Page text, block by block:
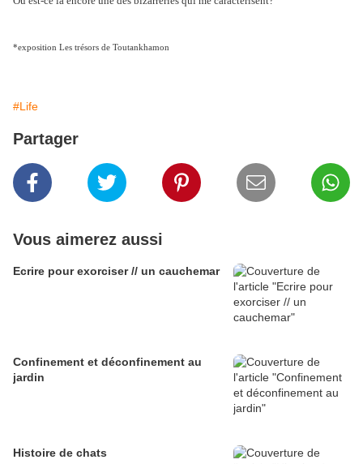
*exposition Les trésors de Toutankhamon
#Life
Partager
Vous aimerez aussi
Ecrire pour exorciser // un cauchemar
Confinement et déconfinement au
jardin
Histoire de chats